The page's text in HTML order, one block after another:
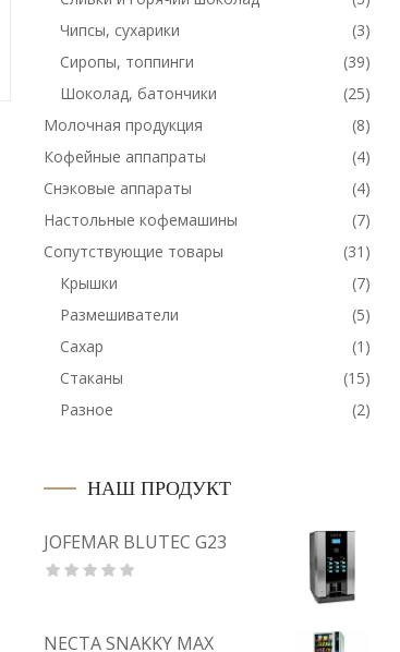
NUOVA SIMONELLI APPIA 1 GR S
Чипсы, сухарики
(3)
Сиропы, топпинги
(39)
Шоколад, батончики
(25)
Молочная продукция
(8)
Кофейные аппапраты
(4)
Снэковые аппараты
(4)
Настольные кофемашины
(7)
Сопутствующие товары
(31)
Крышки
(7)
Размешиватели
(5)
Сахар
(1)
Стаканы
(15)
Разное
(2)
НАШ ПРОДУКТ
JOFEMAR BLUTEC G23
NECTA SNAKKY MAX